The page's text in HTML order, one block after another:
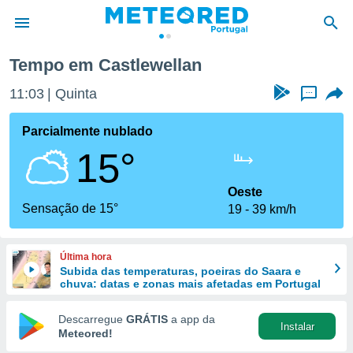
da
foi
fornecidas
a este
das
e
forma
digital
Tempo em Castlewellan
11:03 Quinta ...
Parcialmente nublado
15°
Sensação de 15°
Oeste
19
39 km/h
Última hora
Subida das temperaturas, poeiras do Saara e
chuva: datas e zonas mais afetadas em Portugal
Descarregue GRÁTIS a app da
Meteored!
Instalar